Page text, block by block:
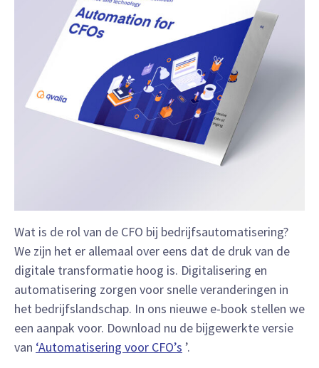
Wat is de rol van de CFO bij bedrijfsautomatisering?
We zijn het er allemaal over eens dat de druk van de
digitale transformatie hoog is. Digitalisering en
automatisering zorgen voor snelle veranderingen in
het bedrijfslandschap. In ons nieuwe e-book stellen we
een aanpak voor. Download nu de bijgewerkte versie
van ‘Automatisering voor CFO’s ’.